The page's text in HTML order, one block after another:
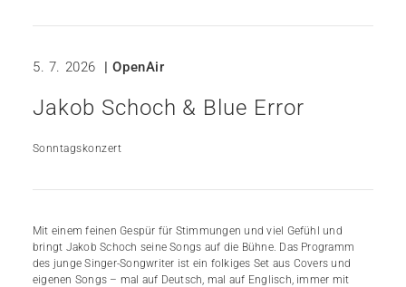
5. 7. 2026 | OpenAir
Jakob Schoch & Blue Error
Sonntagskonzert
Mit einem feinen Gespür für Stimmungen und viel Gefühl und
bringt Jakob Schoch seine Songs auf die Bühne. Das Programm
des junge Singer-Songwriter ist ein folkiges Set aus Covers und
eigenen Songs – mal auf Deutsch, mal auf Englisch, immer mit